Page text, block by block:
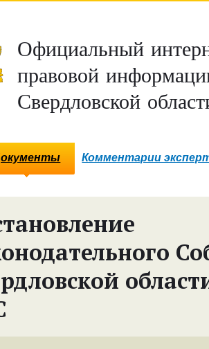
Официальный
правовой
Свердловской
Комментарии